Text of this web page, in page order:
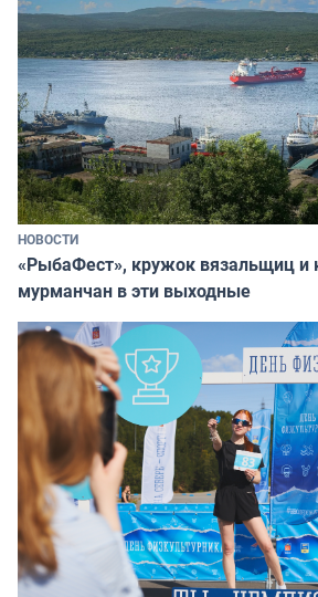
НОВОСТИ
«РыбаФест», кружок вязальщиц и
мурманчан в эти выходные